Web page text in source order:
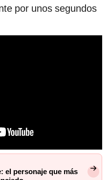
por unos segundos
el personaje que más